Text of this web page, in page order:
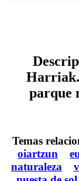
Harriak.
parque
Temas
oiartzun
naturaleza